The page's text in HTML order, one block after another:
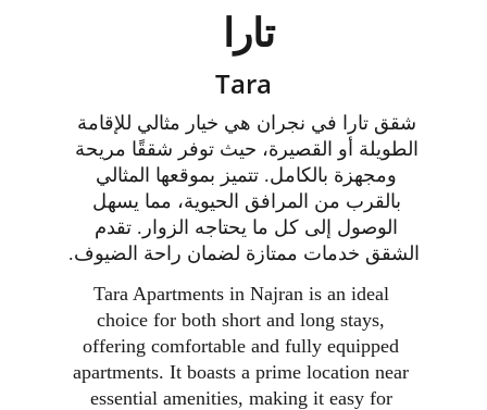
شقق تارا في نجران هي خيار مثالي للإقامة
الطويلة أو القصيرة، حيث توفر شققًا مريحة
ومجهزة بالكامل. تتميز بموقعها المثالي
بالقرب من المرافق الحيوية، مما يسهل
الوصول إلى كل ما يحتاجه الزوار. تقدم
الشقق خدمات ممتازة لضمان راحة الضيوف.
Tara Apartments in Najran is an ideal
choice for both short and long stays,
offering comfortable and fully equipped
apartments. It boasts a prime location near
essential amenities, making it easy for
تارا
Tara